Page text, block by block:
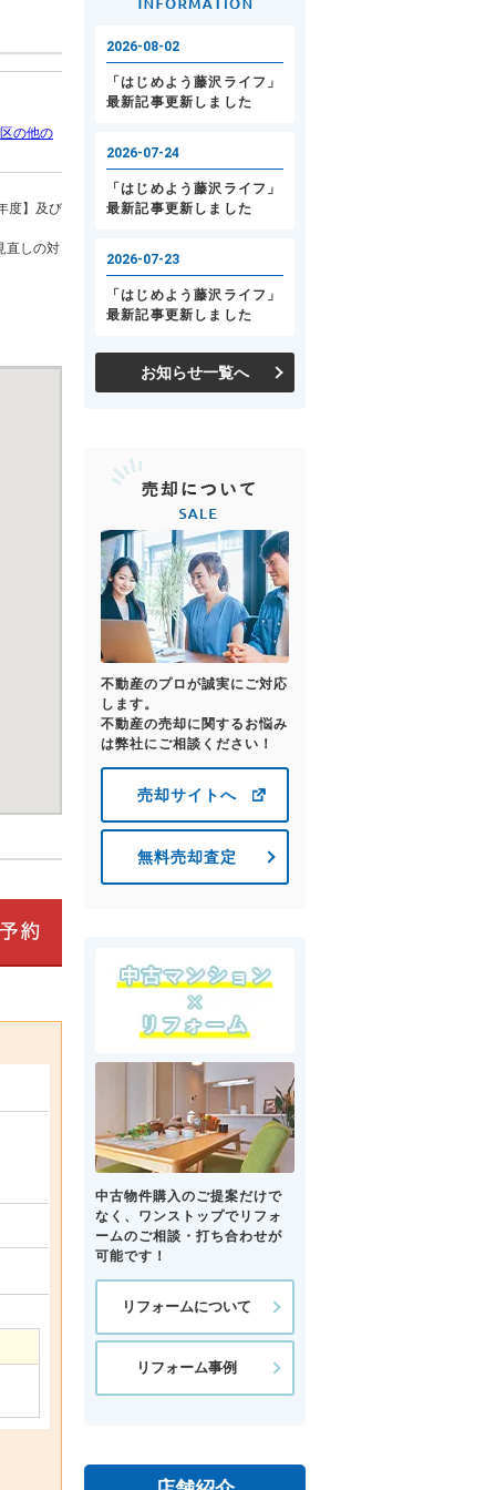
の他の
度】及び
直しの対
お知らせ一覧へ
不動産のプロが誠実にご対応
します。
不動産の売却に関するお悩み
は弊社にご相談ください！
売却サイトへ
無料売却査定
中古物件購入のご提案だけで
なく、ワンストップでリフォ
ームのご相談・打ち合わせが
可能です！
リフォームについて
リフォーム事例